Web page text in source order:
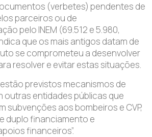
(verbetes) pendentes de
parceiros ou de
pelo INEM (69.512 e 5.980,
que os mais antigos datam de
se comprometeu a desenvolver
resolver e evitar estas situações.
previstos mecanismos de
outras entidades públicas que
subvenções aos bombeiros e CVP,
duplo financiamento e
financeiros”.